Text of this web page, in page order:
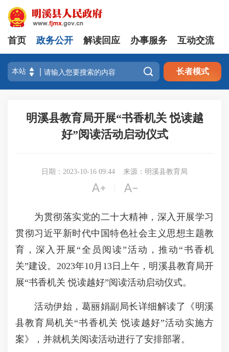
首页 政务公开 解读回应 办事服务 互动交流
 长者模式
明溪县教育局开展“书香机关 悦读越
好”阅读活动启动仪式
日期：2023-10-16 09:44 来源：明溪县教育局
 
为贯彻落实党的二十大精神，深入开展学习
贯彻习近平新时代中国特色社会主义思想主题教
育，深入开展“全员阅读”活动，推动“书香机
关”建设。2023年10月13日上午，明溪县教育局开
展“书香机关 悦读越好”阅读活动启动仪式。
活动伊始，葛丽娟副局长详细解读了《明溪
县教育局机关“书香机关 悦读越好”活动实施方
案》，并就机关阅读活动进行了安排部署。